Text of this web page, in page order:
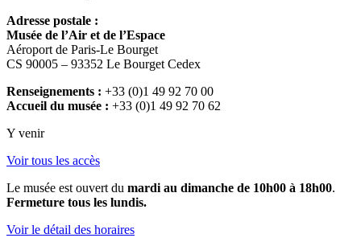
Adresse postale :
Musée de l’Air et de l’Espace
Aéroport de Paris-Le Bourget
CS 90005 – 93352 Le Bourget Cedex
Renseignements : +33 (0)1 49 92 70 00
Accueil du musée : +33 (0)1 49 92 70 62
Y venir
Voir tous les accès
Le musée est ouvert du mardi au dimanche de 10h00 à 18h00.
Fermeture tous les lundis.
Voir le détail des horaires